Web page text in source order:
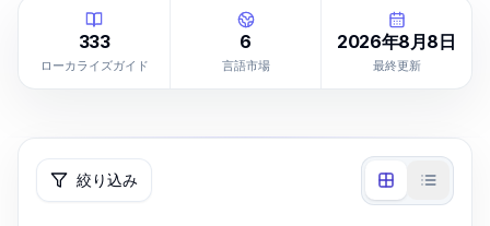
333
ローカライズガイド
6
言語市場
2026年8月8日
最終更新
絞り込み